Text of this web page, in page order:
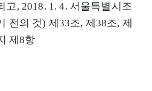
고, 2018. 1. 4. 서울특별시조
전의 것) 제33조, 제38조, 제
제8항